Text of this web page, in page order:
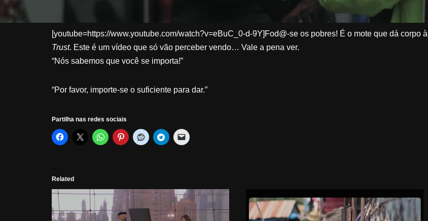
[youtube=https://www.youtube.com/watch?v=eBuC_0-d-9Y]Fod@-se os pobres! É o mote que dá
Trust. Este é um vídeo que só vão perceber vendo… Vale a pena ver.
“Nós sabemos que você se importa!”
“Por favor, importe-se o suficiente para dar.”
Partilha nas redes sociais
Related